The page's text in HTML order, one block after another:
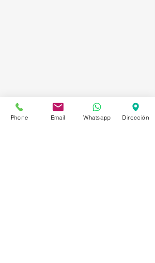
Phone Email Whatsapp Dirección